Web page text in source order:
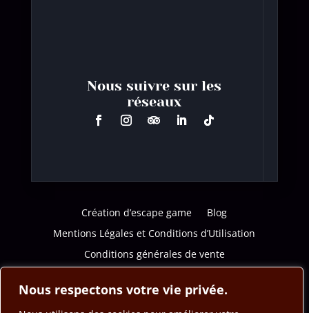
Nous respectons votre vie privée.
Nous suivre sur les
réseaux
Création d’escape game
Blog
Mentions Légales et Conditions d’Utilisation
Conditions générales de vente